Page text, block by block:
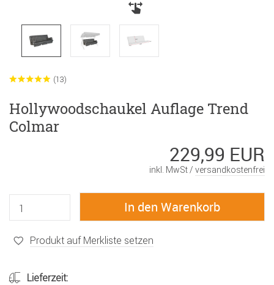
(13)
Hollywoodschaukel Auflage Trend
Colmar
229,99 EUR
inkl. MwSt / versandkostenfrei
Produkt auf Merkliste setzen
Lieferzeit: